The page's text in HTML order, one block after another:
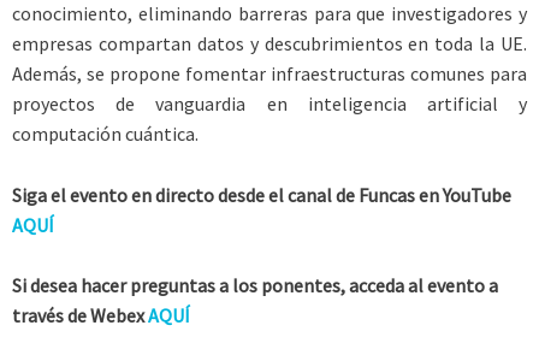
conocimiento, eliminando barreras para que investigadores y
empresas compartan datos y descubrimientos en toda la UE.
Además, se propone fomentar infraestructuras comunes para
proyectos de vanguardia en inteligencia artificial y
computación cuántica.
Siga el evento en directo desde el canal de Funcas en YouTube
AQUÍ
Si desea hacer preguntas a los ponentes, acceda al evento a
través de WebexAQUÍ